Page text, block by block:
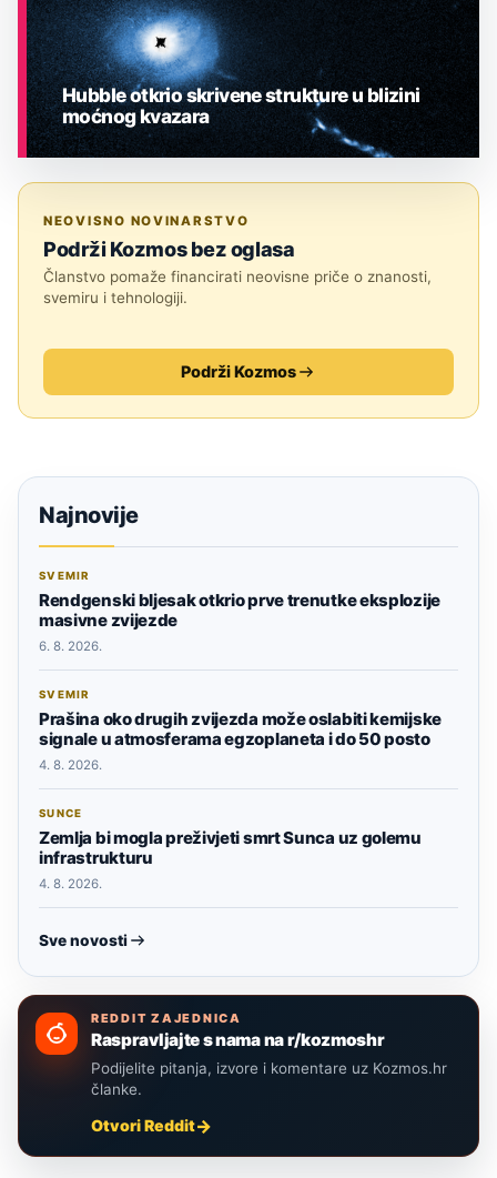
Hubble otkrio skrivene strukture u blizini
moćnog kvazara
NEOVISNO NOVINARSTVO
Podrži Kozmos bez oglasa
Članstvo pomaže financirati neovisne priče o znanosti,
svemiru i tehnologiji.
Podrži Kozmos
Najnovije
SVEMIR
Rendgenski bljesak otkrio prve trenutke eksplozije
masivne zvijezde
6. 8. 2026.
SVEMIR
Prašina oko drugih zvijezda može oslabiti kemijske
signale u atmosferama egzoplaneta i do 50 posto
4. 8. 2026.
SUNCE
Zemlja bi mogla preživjeti smrt Sunca uz golemu
infrastrukturu
4. 8. 2026.
Sve novosti
REDDIT ZAJEDNICA
Raspravljajte s nama na r/kozmoshr
Podijelite pitanja, izvore i komentare uz Kozmos.hr
članke.
Otvori Reddit